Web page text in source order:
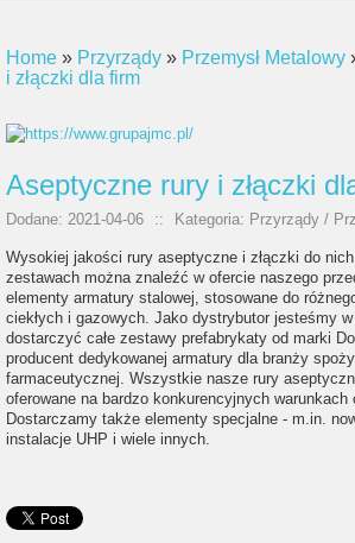
Home » Przyrządy » Przemysł Metalowy
i złączki dla firm
Aseptyczne rury i złączki
Dodane: 2021-04-06 :: Kategoria: Przyrządy /
Wysokiej jakości rury aseptyczne i złączki do
zestawach można znaleźć w ofercie naszego
elementy armatury stalowej, stosowane do
ciekłych i gazowych. Jako dystrybutor jesteśmy
dostarczyć całe zestawy prefabrykaty od marki
producent dedykowanej armatury dla branży
farmaceutycznej. Wszystkie nasze rury
oferowane na bardzo konkurencyjnych warunkach
Dostarczamy także elementy specjalne - m.in.
instalacje UHP i wiele innych.